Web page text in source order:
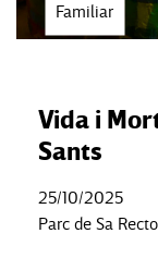
Familiar
Vida i
Sants
25/10/2025
Parc de Sa